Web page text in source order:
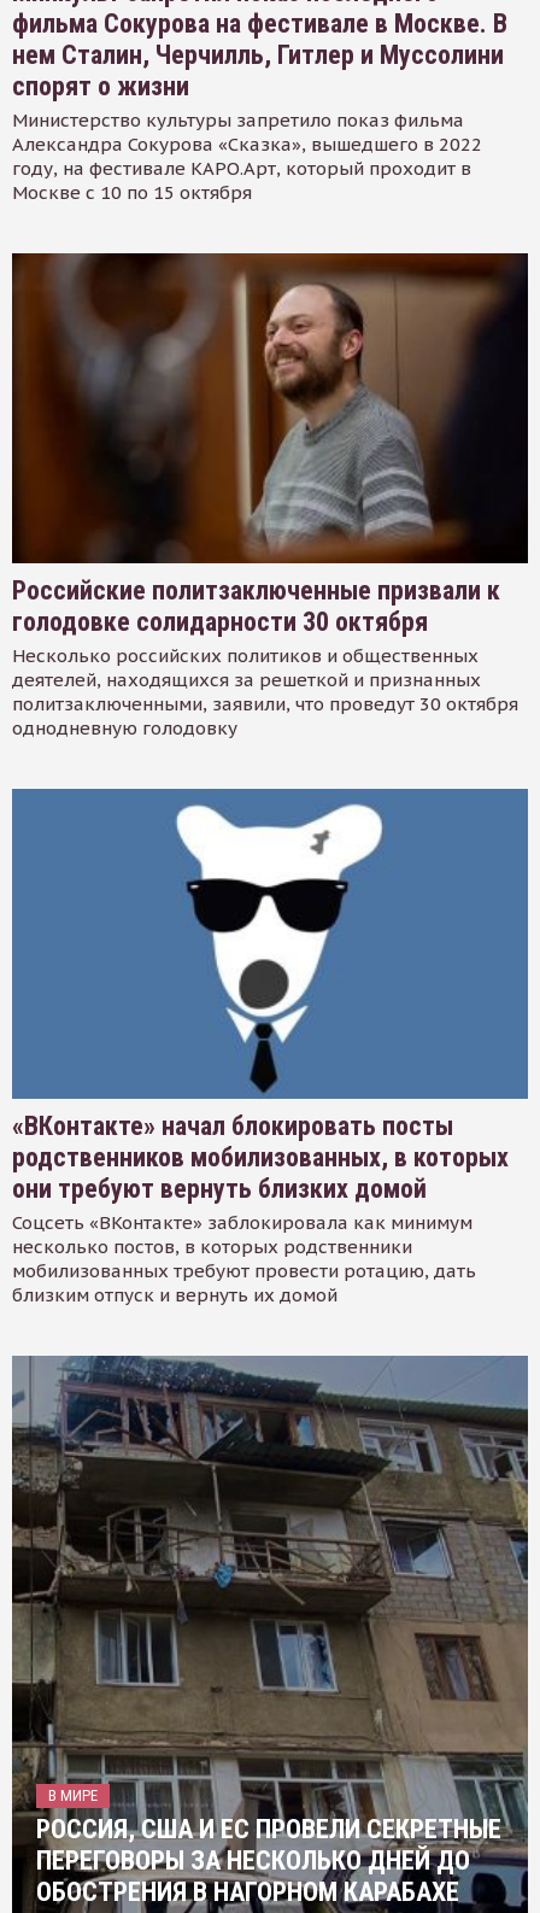
фильма Сокурова на фестивале в Москве. В
нем Сталин, Черчилль, Гитлер и Муссолини
спорят о жизни
Министерство культуры запретило показ фильма
Александра Сокурова «Сказка», вышедшего в 2022
году, на фестивале КАРО.Арт, который проходит в
Москве с 10 по 15 октября
Российские политзаключенные призвали к
голодовке солидарности 30 октября
Несколько российских политиков и общественных
деятелей, находящихся за решеткой и признанных
политзаключенными, заявили, что проведут 30 октября
однодневную голодовку
«ВКонтакте» начал блокировать посты
родственников мобилизованных, в которых
они требуют вернуть близких домой
Соцсеть «ВКонтакте» заблокировала как минимум
несколько постов, в которых родственники
мобилизованных требуют провести ротацию, дать
близким отпуск и вернуть их домой
В МИРЕ
РОССИЯ, США И ЕС ПРОВЕЛИ СЕКРЕТНЫЕ
ПЕРЕГОВОРЫ ЗА НЕСКОЛЬКО ДНЕЙ ДО
ОБОСТРЕНИЯ В НАГОРНОМ КАРАБАХЕ